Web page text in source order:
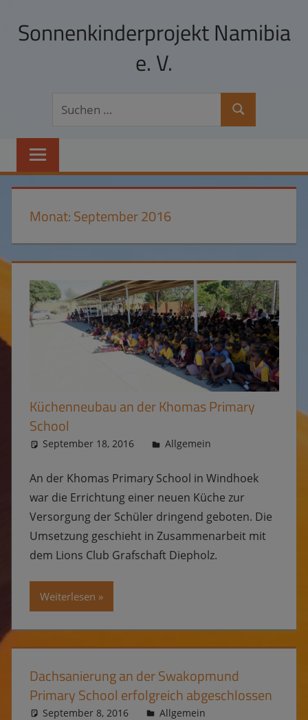
InhaltSonnenkinderprojekt Namibia
e. V.
Schulpatenschaften
in
Suchen
Suchen
Monat:September 2016
Küchenneubau an der Khomas Primary
School
September 18, 2016 Kevin
Allgemein
An der Khomas Primary School in Windhoek
war die Errichtung einer neuen Küche zur
Versorgung der Schüler dringend geboten. Die
Umsetzung geschieht in Zusammenarbeit mit
dem Lions Club Grafschaft Diepholz.
Weiterlesen
Dachsanierung an der Swakopmund
Primary School erfolgreich abgeschlossen
September 8, 2016 Kevin
Allgemein